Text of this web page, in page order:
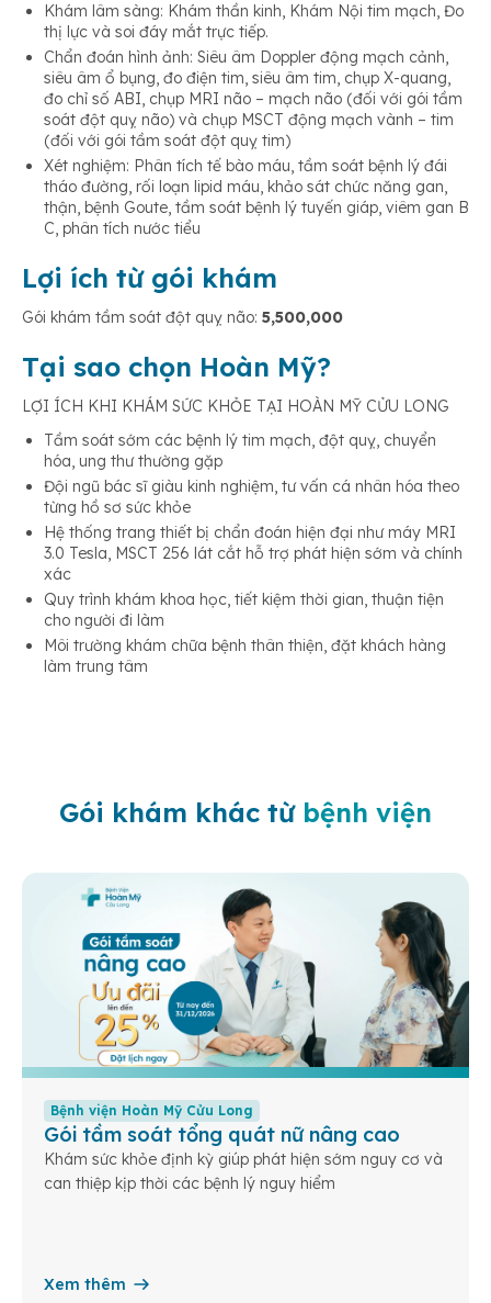
Khám lâm sàng: Khám thần kinh, Khám Nội tim mạch, Đo
thị lực và soi đáy mắt trực tiếp.
Chẩn đoán hình ảnh: Siêu âm Doppler động mạch cảnh,
siêu âm ổ bụng, đo điện tim, siêu âm tim, chụp X-quang,
đo chỉ số ABI, chụp MRI não – mạch não (đối với gói tầm
soát đột quỵ não) và chụp MSCT động mạch vành – tim
(đối với gói tầm soát đột quỵ tim)
Xét nghiệm: Phân tích tế bào máu, tầm soát bệnh lý đái
tháo đường, rối loạn lipid máu, khảo sát chức năng gan,
thận, bệnh Goute, tầm soát bệnh lý tuyến giáp, viêm gan B
C, phân tích nước tiểu
Lợi ích từ gói khám
Gói khám tầm soát đột quỵ não: 5,500,000
Tại sao chọn Hoàn Mỹ?
LỢI ÍCH KHI KHÁM SỨC KHỎE TẠI HOÀN MỸ CỬU LONG
Tầm soát sớm các bệnh lý tim mạch, đột quỵ, chuyển
hóa, ung thư thường gặp
Đội ngũ bác sĩ giàu kinh nghiệm, tư vấn cá nhân hóa theo
từng hồ sơ sức khỏe
Hệ thống trang thiết bị chẩn đoán hiện đại như máy MRI
3.0 Tesla, MSCT 256 lát cắt hỗ trợ phát hiện sớm và chính
xác
Quy trình khám khoa học, tiết kiệm thời gian, thuận tiện
cho người đi làm
Môi trường khám chữa bệnh thân thiện, đặt khách hàng
làm trung tâm
Gói khám khác từ bệnh viện
Bệnh viện Hoàn Mỹ Cửu Long
Gói tầm soát tổng quát nữ nâng cao
Khám sức khỏe định kỳ giúp phát hiện sớm nguy cơ và
can thiệp kịp thời các bệnh lý nguy hiểm
Xem thêm